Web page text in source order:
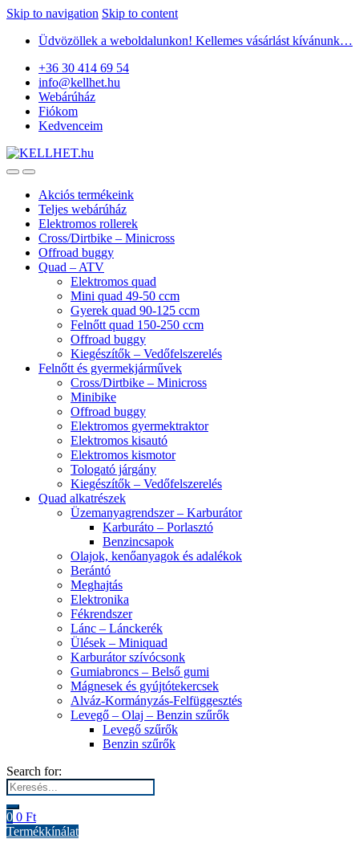
Skip to navigation Skip to content
Üdvözöllek a weboldalunkon! Kellemes vásárlást kívánunk…
+36 30 414 69 54
info@kellhet.hu
Webárúház
Fiókom
Kedvenceim
Akciós termékeink
Teljes webárúház
Elektromos rollerek
Cross/Dirtbike – Minicross
Offroad buggy
Quad – ATV
Elektromos quad
Mini quad 49-50 ccm
Gyerek quad 90-125 ccm
Felnőtt quad 150-250 ccm
Offroad buggy
Kiegészítők – Vedőfelszerelés
Felnőtt és gyermekjárművek
Cross/Dirtbike – Minicross
Minibike
Offroad buggy
Elektromos gyermektraktor
Elektromos kisautó
Elektromos kismotor
Tologató járgány
Kiegészítők – Vedőfelszerelés
Quad alkatrészek
Üzemanyagrendszer – Karburátor
Karburáto – Porlasztó
Benzincsapok
Olajok, kenőanyagok és adalékok
Berántó
Meghajtás
Elektronika
Fékrendszer
Lánc – Lánckerék
Ülések – Miniquad
Karburátor szívócsonk
Gumiabroncs – Belső gumi
Mágnesek és gyújtótekercsek
Alváz-Kormányzás-Felfüggesztés
Levegő – Olaj – Benzin szűrők
Levegő szűrők
Benzin szűrők
Search for:
0 0 Ft
Termékkínálat